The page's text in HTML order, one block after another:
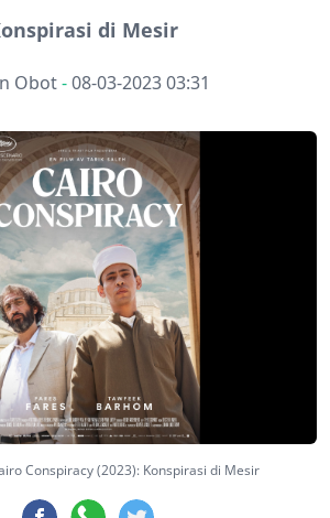
di Mesir
Obot-08-03-2023 03:31
Conspiracy (2023): Konspirasi di Mesir